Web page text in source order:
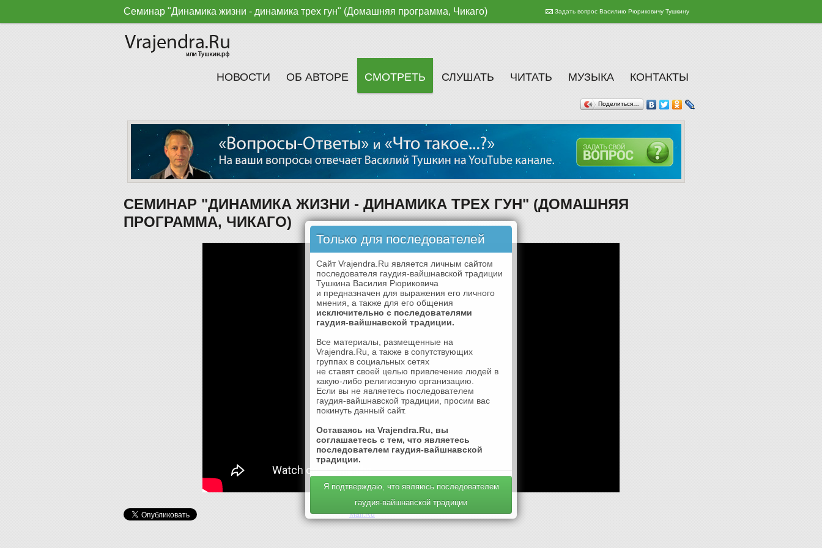
Семинар "Динамика жизни - динамика трех гун" (Домашняя программа, Чикаго) Задать вопрос Василию Рюриковичу Тушкину
НОВОСТИ ОБ АВТОРЕ СМОТРЕТЬ СЛУШАТЬ ЧИТАТЬ МУЗЫКА КОНТАКТЫ
Поделиться…
СЕМИНАР "ДИНАМИКА ЖИЗНИ - ДИНАМИКА ТРЕХ ГУН" (ДОМАШНЯЯ
ПРОГРАММА, ЧИКАГО)
Mail.Ru
Только для последователей
Сайт Vrajendra.Ru является личным сайтом
последователя гаудия-вайшнавской традиции
Тушкина Василия Рюриковича
и предназначен для выражения его личного
мнения, а также для его общения
исключительно с последователями
гаудия-вайшнавской традиции.
Все материалы, размещенные на
Vrajendra.Ru, а также в сопутствующих
группах в социальных сетях
не ставят своей целью привлечение людей в
какую-либо религиозную организацию.
Если вы не являетесь последователем
гаудия-вайшнавской традиции, просим вас
покинуть данный сайт.
Оставаясь на Vrajendra.Ru, вы
соглашаетесь с тем, что являетесь
последователем гаудия-вайшнавской
традиции.
Я подтверждаю, что являюсь последователем
гаудия-вайшнавской традиции